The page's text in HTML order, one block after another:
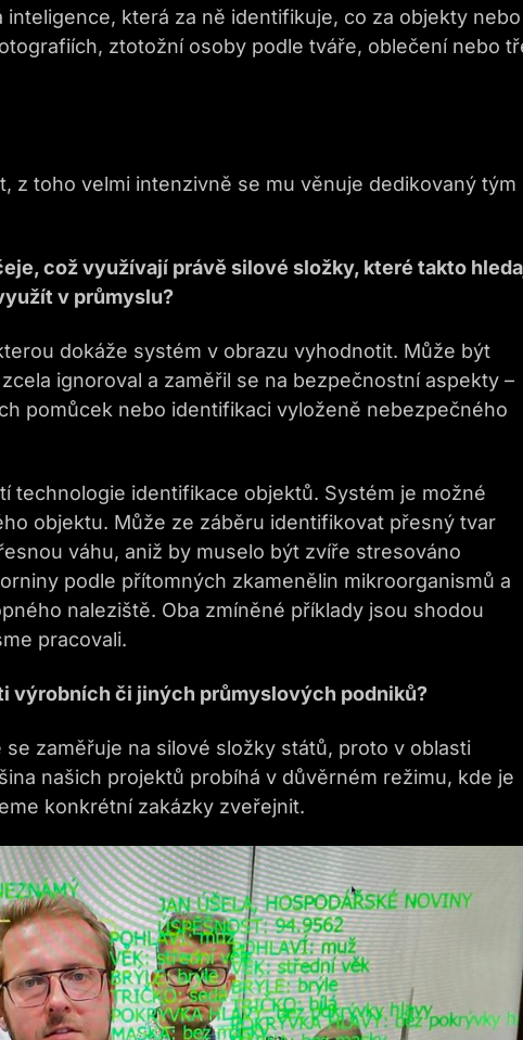
která za ně identifikuje, co za objekty nebo
ztotožní osoby podle tváře, oblečení nebo
z toho velmi intenzivně se mu věnuje dedikovaný tým
což využívají právě silové složky, které takto
v průmyslu?
dokáže systém v obrazu vyhodnotit. Může být
ignoroval a zaměřil se na bezpečnostní aspekty –
pomůcek nebo identifikaci vyloženě nebezpečného
technologie identifikace objektů. Systém je možné
objektu. Může ze záběru identifikovat přesný tvar
váhu, aniž by muselo být zvíře stresováno
podle přítomných zkamenělin mikroorganismů a
naleziště. Oba zmíněné příklady jsou shodou
pracovali.
výrobních či jiných průmyslových podniků?
zaměřuje na silové složky států, proto v oblasti
našich projektů probíhá v důvěrném režimu, kde je
konkrétní zakázky zveřejnit.